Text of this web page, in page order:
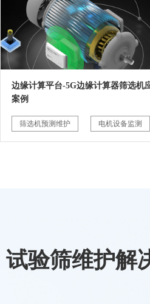
边缘计算平台-5G边缘计算器筛选机
案例
筛选机预测维护 电机设备监测
试验筛维护解